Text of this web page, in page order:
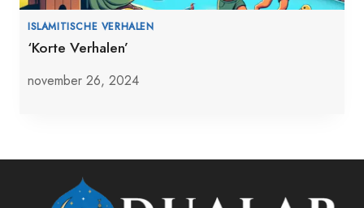
ISLAMITISCHE VERHALEN
‘Korte Verhalen’
november 26, 2024